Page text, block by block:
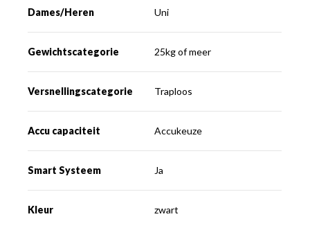
Dames/Heren Uni
Gewichtscategorie 25kg of meer
Versnellingscategorie Traploos
Accu capaciteit Accukeuze
Smart Systeem Ja
Kleur zwart